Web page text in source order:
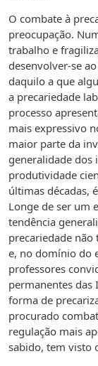
O combate à
preocupação.
trabalho e
desenvolver-se
daquilo a que
a precariedade
processo
mais expressivo
maior parte da
generalidade dos
produtividade
últimas décadas,
Longe de ser um
tendência
precariedade não
e, no domínio do
professores
permanentes das
forma de
procurado
regulação mais
sabido, tem visto